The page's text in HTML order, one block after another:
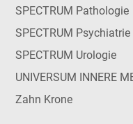
SPECTRUM Pathologie
SPECTRUM Psychiatrie
SPECTRUM Urologie
UNIVERSUM INNERE
Zahn Krone